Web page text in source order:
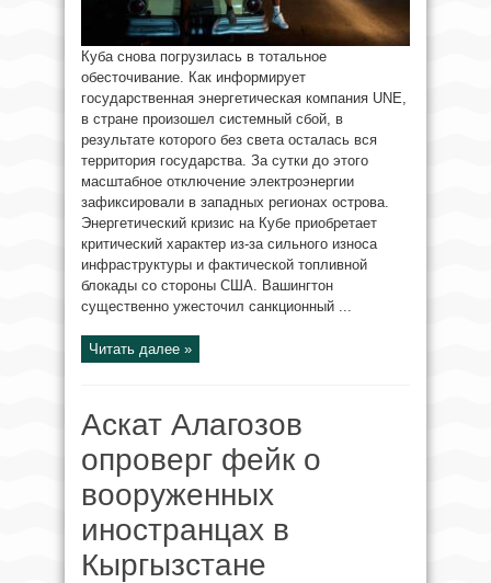
Куба снова погрузилась в тотальное
обесточивание. Как информирует
государственная энергетическая компания UNE,
в стране произошел системный сбой, в
результате которого без света осталась вся
территория государства. За сутки до этого
масштабное отключение электроэнергии
зафиксировали в западных регионах острова.
Энергетический кризис на Кубе приобретает
критический характер из-за сильного износа
инфраструктуры и фактической топливной
блокады со стороны США. Вашингтон
существенно ужесточил санкционный ...
Читать далее »
Аскат Алагозов
опроверг фейк о
вооруженных
иностранцах в
Кыргызстане